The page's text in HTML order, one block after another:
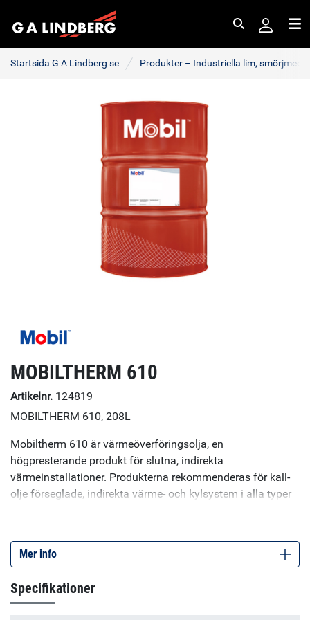
Startsida G A Lindberg se Produkter – Industriella lim,
MOBILTHERM 610
Artikelnr. 124819
MOBILTHERM 610, 208L
Mobiltherm 610 är värmeöverföringsolja, en
högpresterande produkt för slutna, indirekta
värmeinstallationer. Produkterna rekommenderas för kall-
olje förseglade, indirekta värme- och kylsystem i alla typer
krackning och kemisk oxidering. Produkten är mycket
värmebeständig och har mycket lång livslängd, utan att
610 har god värmeöverföringseffektivitet och dess
Mer info
Specifikationer